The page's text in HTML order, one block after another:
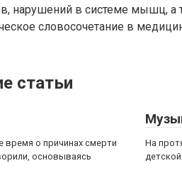
нарушений в системе мышц, а
словосочетание в
статьи
время о причинах смерти
основываясь
На